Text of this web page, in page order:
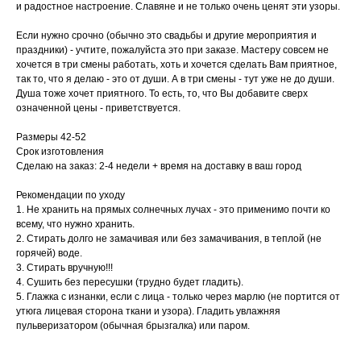
и радостное настроение. Славяне и не только очень ценят эти узоры.
Если нужно срочно (обычно это свадьбы и другие мероприятия и
праздники) - учтите, пожалуйста это при заказе. Мастеру совсем не
хочется в три смены работать, хоть и хочется сделать Вам приятное,
так то, что я делаю - это от души. А в три смены - тут уже не до души.
Душа тоже хочет приятного. То есть, то, что Вы добавите сверх
означенной цены - приветствуется.
Размеры 42-52
Срок изготовления
Сделаю на заказ: 2-4 недели + время на доставку в ваш город
Рекомендации по уходу
1. Не хранить на прямых солнечных лучах - это применимо почти ко
всему, что нужно хранить.
2. Стирать долго не замачивая или без замачивания, в теплой (не
горячей) воде.
3. Стирать вручную!!!
4. Сушить без пересушки (трудно будет гладить).
5. Глажка с изнанки, если с лица - только через марлю (не портится от
утюга лицевая сторона ткани и узора). Гладить увлажняя
пульверизатором (обычная брызгалка) или паром.